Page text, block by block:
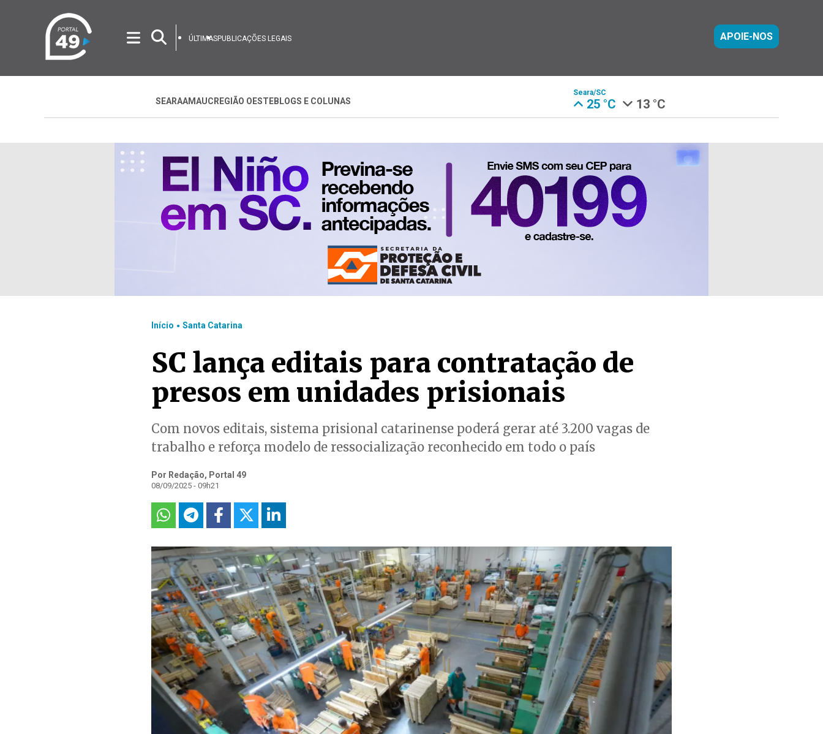
ÚLTIMASPUBLICAÇÕES LEGAIS APOIE-NOS
SEARAAMAUC REGIÃO OESTEBLOGS E COLUNAS
Seara/SC
25 °C 13 °C
Início . Santa Catarina
SC lança editais para contratação de
presos em unidades prisionais
Com novos editais, sistema prisional catarinense poderá gerar até 3.200 vagas de
trabalho e reforça modelo de ressocialização reconhecido em todo o país
Por Redação, Portal 49
08/09/2025 - 09h21